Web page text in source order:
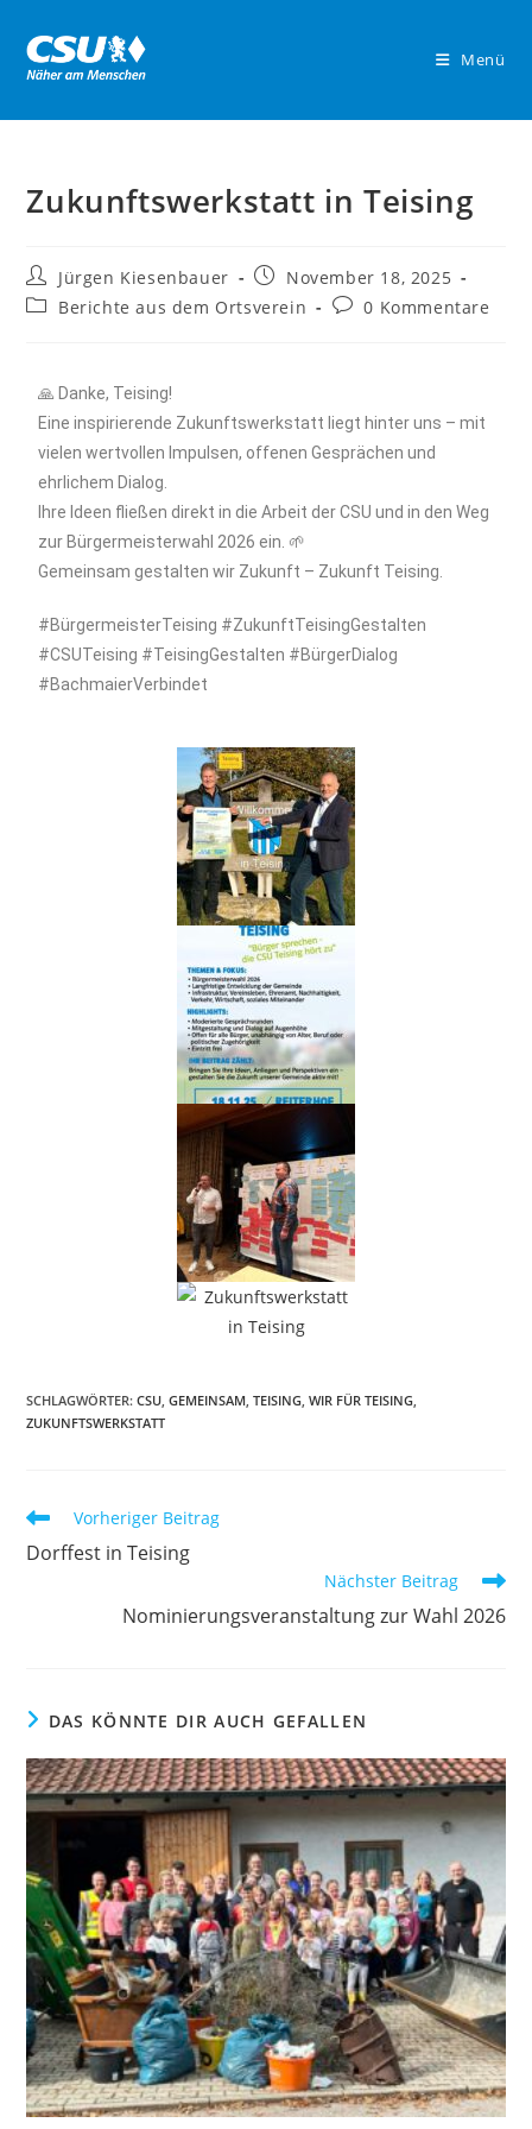
Menü
Zukunftswerkstatt in Teising
Jürgen Kiesenbauer
November 18, 2025
Berichte aus dem Ortsverein
0 Kommentare
🙏 Danke, Teising!
Eine inspirierende Zukunftswerkstatt liegt hinter uns – mit
vielen wertvollen Impulsen, offenen Gesprächen und
ehrlichem Dialog.
Ihre Ideen fließen direkt in die Arbeit der CSU und in den Weg
zur Bürgermeisterwahl 2026 ein. 🌱
Gemeinsam gestalten wir Zukunft – Zukunft Teising.
#BürgermeisterTeising #ZukunftTeisingGestalten
#CSUTeising #TeisingGestalten #BürgerDialog
#BachmaierVerbindet
SCHLAGWÖRTER:CSU, GEMEINSAM, TEISING, WIR FÜR TEISING,
ZUKUNFTSWERKSTATT
Vorheriger Beitrag
Dorffest in Teising
Nächster Beitrag
Nominierungsveranstaltung zur Wahl 2026
DAS KÖNNTE DIR AUCH GEFALLEN